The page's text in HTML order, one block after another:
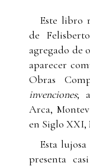
Este libro
de
agregado de
aparecer
Obras
invenciones;
Arca,
en Siglo XXI,
Esta
presenta